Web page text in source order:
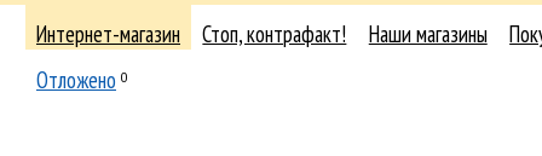
Интернет-магазин Стоп, контрафакт! Наши магазины
Отложено 0